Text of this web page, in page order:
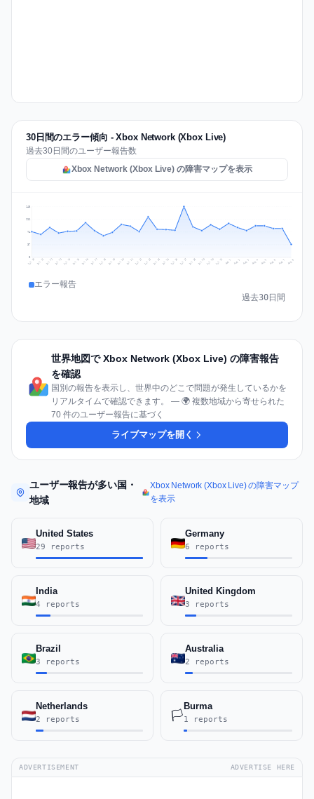
30日間のエラー傾向 - Xbox Network (Xbox Live)
過去30日間のユーザー報告数
Xbox Network (Xbox Live) の障害マップを表示
37
74
111
148
Jul 10 Jul 11 Jul 12 Jul 13 Jul 14 Jul 15 Jul 16 Jul 17 Jul 18 Jul 19 Jul 20 Jul 21 Jul 22 Jul 23 Jul 24 Jul 25 Jul 26 Jul 27 Jul 28 Jul 29 Jul 30 Jul 31 Aug 1 Aug 2 Aug 3 Aug 4 Aug 5 Aug 6 Aug 7 Aug 8
エラー報告
過去30日間
世界地図で Xbox Network (Xbox Live) の障害報告
を確認
国別の報告を表示し、世界中のどこで問題が発生しているかを
リアルタイムで確認できます。 — 🌍 複数地域から寄せられた
70 件のユーザー報告に基づく
ライブマップを開く
ユーザー報告が多い国・
地域
Xbox Network (Xbox Live) の障害マップ
を表示
United States
29 reports
Germany
6 reports
India
4 reports
United Kingdom
3 reports
Brazil
3 reports
Australia
2 reports
Netherlands
2 reports 🏳️
Burma
1 reports
ADVERTISEMENT ADVERTISE HERE